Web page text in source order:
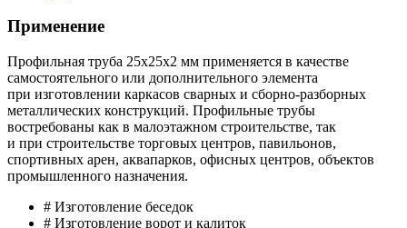
Применение
Профильная труба 25х25х2 мм применяется в качестве
самостоятельного или дополнительного элемента
при изготовлении каркасов сварных и сборно-разборных
металлических конструкций. Профильные трубы
востребованы как в малоэтажном строительстве, так
и при строительстве торговых центров, павильонов,
спортивных арен, аквапарков, офисных центров, объектов
промышленного назначения.
# Изготовление беседок
# Изготовление ворот и калиток